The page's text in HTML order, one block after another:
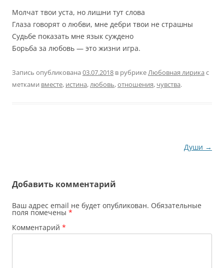
Молчат твои уста, но лишни тут слова
Глаза говорят о любви, мне дебри твои не страшны
Судьбе показать мне язык суждено
Борьба за любовь — это жизни игра.
Запись опубликована 03.07.2018 в рубрикеЛюбовная лирика с
метками вместе, истина,любовь,отношения, чувства.
Души →
Добавить комментарий
Ваш адрес email не будет опубликован. Обязательные
поля помечены *
Комментарий *